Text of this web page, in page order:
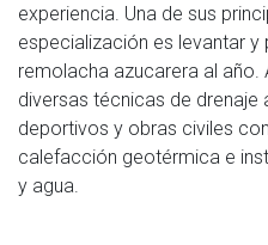
experiencia. Una de sus
especialización es levantar
remolacha azucarera al año.
diversas técnicas de
deportivos y obras civiles
calefacción geotérmica e
y agua.